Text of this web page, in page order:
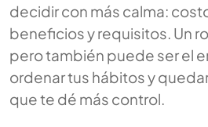
decidir con más calma:
beneficios y requisitos. Un
pero también puede ser el
ordenar tus hábitos y
que te dé más control.